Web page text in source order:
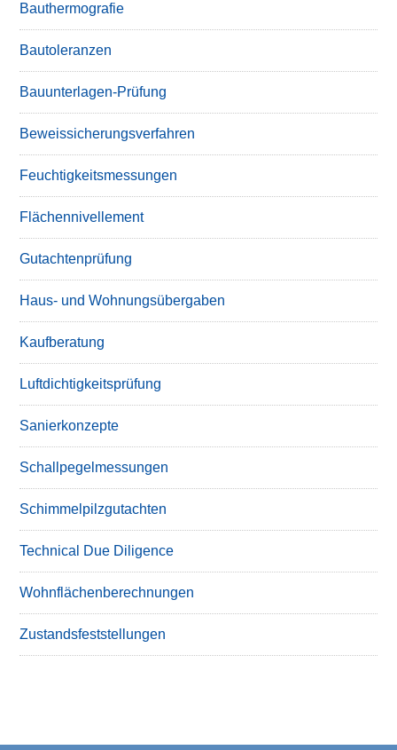
Bauthermografie
Bautoleranzen
Bauunterlagen-Prüfung
Beweissicherungsverfahren
Feuchtigkeitsmessungen
Flächennivellement
Gutachtenprüfung
Haus- und Wohnungsübergaben
Kaufberatung
Luftdichtigkeitsprüfung
Sanierkonzepte
Schallpegelmessungen
Schimmelpilzgutachten
Technical Due Diligence
Wohnflächenberechnungen
Zustandsfeststellungen